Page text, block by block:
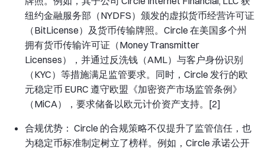
纽约金融服务部（NYDFS）颁发的虚拟货币经营许可证
（BitLicense）及货币传输牌照。Circle 在美国多个州
拥有货币传输许可证（Money Transmitter
Licenses），并通过反洗钱（AML）与客户身份识别
（KYC）等措施满足监管要求。同时，Circle 发行的欧
元稳定币 EURC 遵守欧盟《加密资产市场监管条例》
（MiCA），要求储备以欧元计价资产支持。[2]
合规优势： Circle 的合规策略不仅提升了监管信任，也
为稳定币标准制定树立了榜样。例如，Circle 承诺公开